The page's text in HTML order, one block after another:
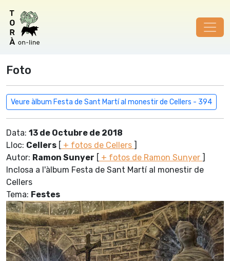
Foto
Veure àlbum Festa de Sant Martí al monestir de Cellers - 394
Data: 13 de Octubre de 2018
Lloc: Cellers [ + fotos de Cellers ]
Autor: Ramon Sunyer [ + fotos de Ramon Sunyer ]
Inclosa a l'àlbum Festa de Sant Martí al monestir de
Cellers
Tema: Festes